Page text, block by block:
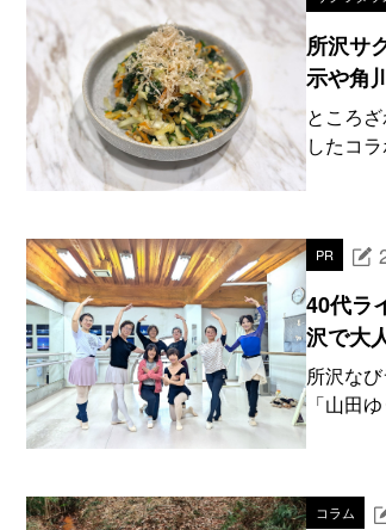
所沢サ
示や角
ところ
したコ
PR
40代ラ
沢で大
所沢な
「山田
コラム